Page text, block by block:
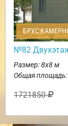
БРУС
№82
Размер: 8х8 м
Общая площадь:
1721850